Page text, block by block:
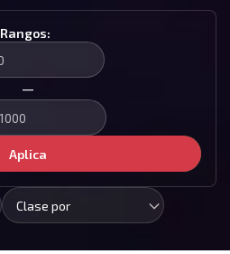
Rangos:
—
Aplica
Clase por